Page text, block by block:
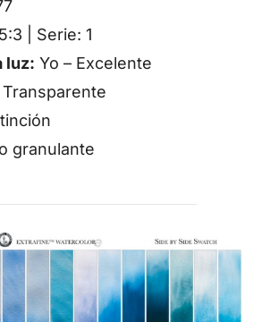
| Serie: 1
luz: Yo – Excelente
Transparente
granulante